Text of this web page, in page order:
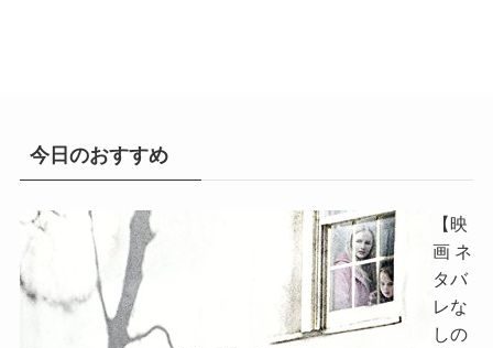
今日のおすすめ
【映
画 ネ
タバ
レな
しの